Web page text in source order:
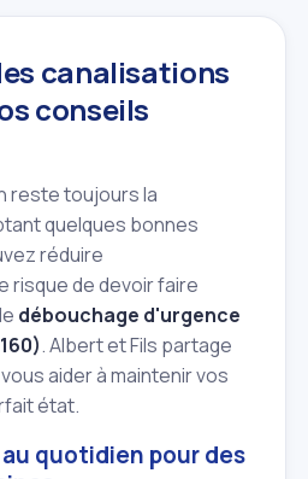
canalisations
conseils
reste toujours la
quelques bonnes
réduire
risque de devoir faire
débouchage d'urgence
. Albert et Fils partage
aider à maintenir vos
état.
quotidien pour des